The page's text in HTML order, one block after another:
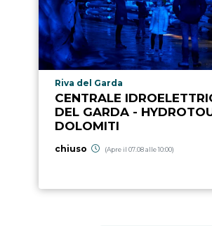
Località punto di interesse
Riva del Garda
CENTRALE
DEL GARDA -
DOLOMITI
chiuso (Apre il 07.08 alle 10:00)